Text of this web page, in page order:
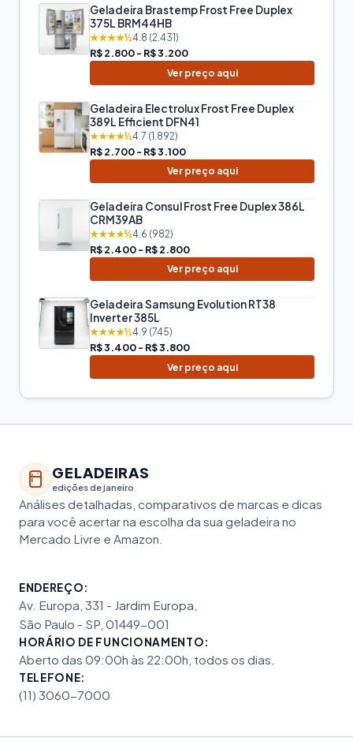
Geladeira Brastemp Frost Free Duplex
375L BRM44HB
★★★★½4.8 (2.431)
R$ 2.800 - R$ 3.200
Ver preço aqui
Geladeira Electrolux Frost Free Duplex
389L Efficient DFN41
★★★★½4.7 (1.892)
R$ 2.700 - R$ 3.100
Ver preço aqui
Geladeira Consul Frost Free Duplex 386L
CRM39AB
★★★★½4.6 (982)
R$ 2.400 - R$ 2.800
Ver preço aqui
Geladeira Samsung Evolution RT38
Inverter 385L
★★★★½4.9 (745)
R$ 3.400 - R$ 3.800
Ver preço aqui
GELADEIRAS
edições de janeiro
Análises detalhadas, comparativos de marcas e dicas
para você acertar na escolha da sua geladeira no
Mercado Livre e Amazon.
ENDEREÇO:
Av. Europa, 331 - Jardim Europa,
São Paulo - SP, 01449-001
HORÁRIO DE FUNCIONAMENTO:
Aberto das 09:00h às 22:00h, todos os dias.
TELEFONE:
(11) 3060-7000